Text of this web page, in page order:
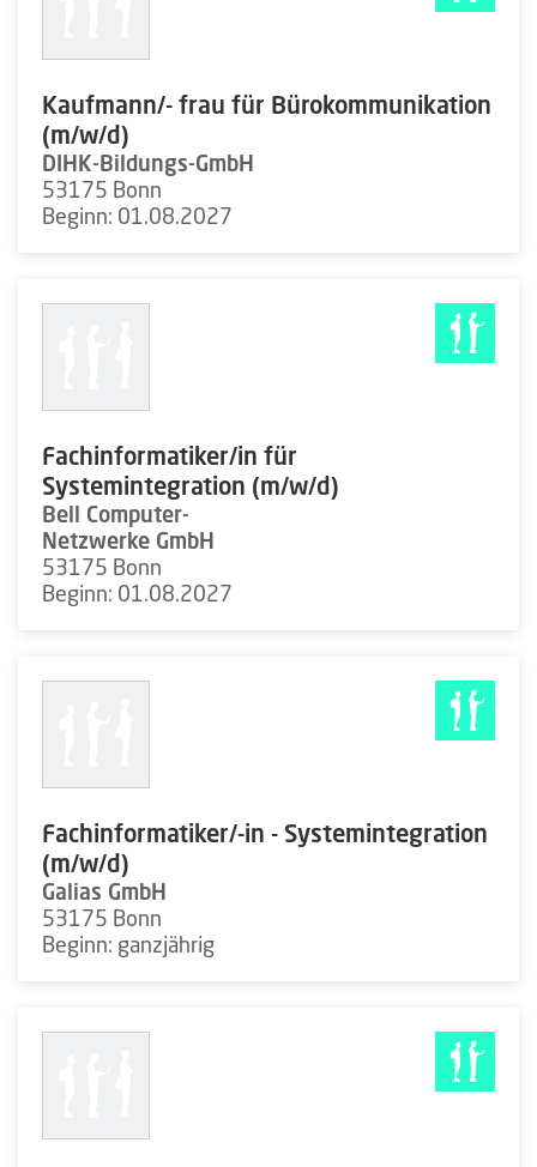
Kaufmann/- frau für Bürokommunikation
(m/w/d)
DIHK-Bildungs-GmbH
53175 Bonn
Beginn: 01.08.2027
Fachinformatiker/in für
Systemintegration (m/w/d)
Bell Computer-
Netzwerke GmbH
53175 Bonn
Beginn: 01.08.2027
Fachinformatiker/-in - Systemintegration
(m/w/d)
Galias GmbH
53175 Bonn
Beginn: ganzjährig